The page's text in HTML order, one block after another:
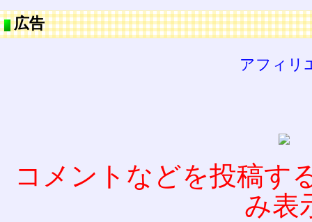
広告
アフィリ
コメントなどを投稿す
み表